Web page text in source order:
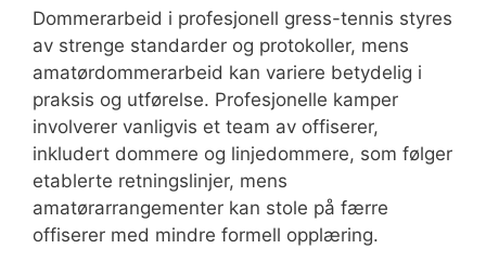
Dommerarbeid i profesjonell gress-tennis styres
av strenge standarder og protokoller, mens
amatørdommerarbeid kan variere betydelig i
praksis og utførelse. Profesjonelle kamper
involverer vanligvis et team av offiserer,
inkludert dommere og linjedommere, som følger
etablerte retningslinjer, mens
amatørarrangementer kan stole på færre
offiserer med mindre formell opplæring.